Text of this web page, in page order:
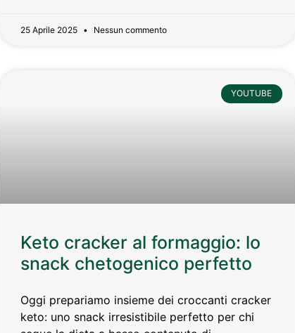
25 Aprile 2025 Nessun commento
YOUTUBE
Keto cracker al formaggio: lo
snack chetogenico perfetto
Oggi prepariamo insieme dei croccanti cracker
keto: uno snack irresistibile perfetto per chi